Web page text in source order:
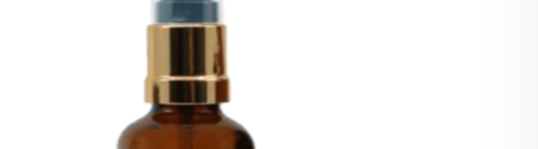
podczas pobytu w szpitalu.